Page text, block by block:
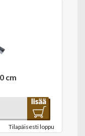
cm
Tilapäisesti loppu